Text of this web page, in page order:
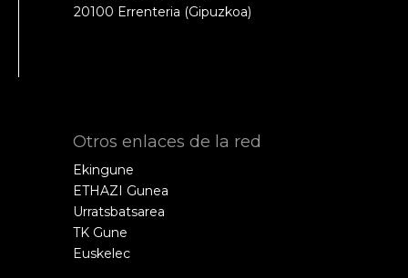
20100 Errenteria (Gipuzkoa)
Otros enlaces de la red
Ekingune
ETHAZI Gunea
Urratsbatsarea
TK Gune
Euskelec